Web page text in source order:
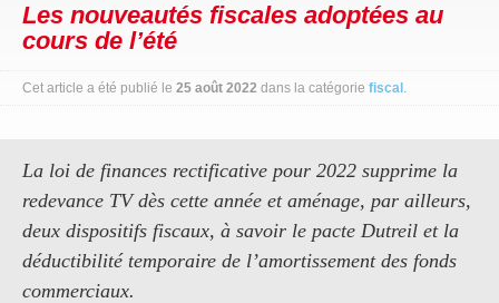
Les nouveautés fiscales adoptées au
cours de l’été
Cet article a été publié le 25 août 2022 dans la catégorie fiscal .
La loi de finances rectificative pour 2022 supprime la
redevance TV dès cette année et aménage, par ailleurs,
deux dispositifs fiscaux, à savoir le pacte Dutreil et la
déductibilité temporaire de l’amortissement des fonds
commerciaux.